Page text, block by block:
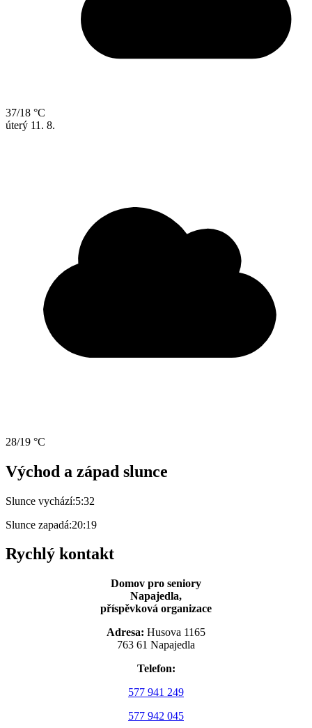
37/18 °C
úterý 11. 8.
28/19 °C
Východ a západ slunce
Slunce vychází:5:32
Slunce zapadá:20:19
Rychlý kontakt
Domov pro seniory
Napajedla,
příspěvková organizace
Adresa: Husova 1165
763 61 Napajedla
Telefon:
577 941 249
577 942 045